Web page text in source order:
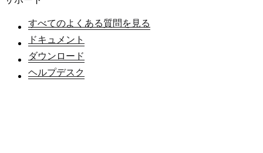
すべてのよくある質問を見る
ドキュメント
ダウンロード
ヘルプデスク